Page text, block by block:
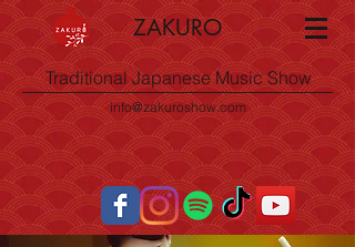
ZAKURO
Traditional Japanese Music Show
info@zakuroshow.com